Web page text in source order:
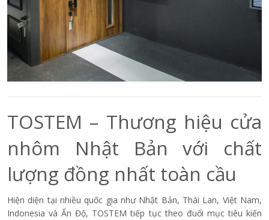
TOSTEM – Thương hiệu cửa
nhôm Nhật Bản với chất
lượng đồng nhất toàn cầu
Hiện diện tại nhiều quốc gia như Nhật Bản, Thái Lan, Việt Nam,
Indonesia và Ấn Độ, TOSTEM tiếp tục theo đuổi mục tiêu kiến